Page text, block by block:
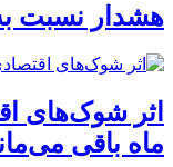
هشدار نسبت به
ماه باقی